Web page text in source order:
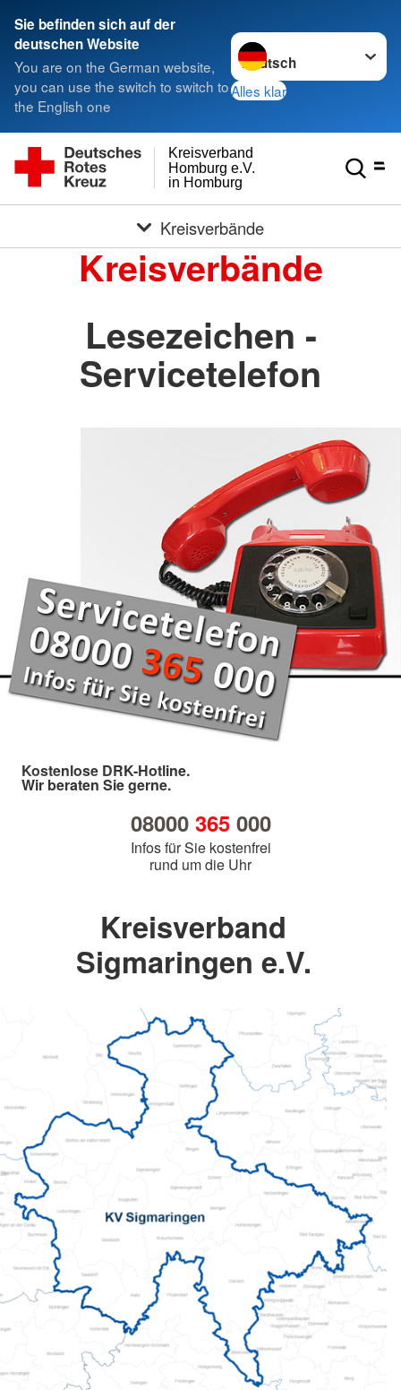
Sie befinden sich auf der
deutschen Website
You are on the German website,
you can use the switch to switch to
the English one
Sprache wechseln zu
Alles klar
in Homburg
Homburg e.V.
Kreisverband
Kreisverbände
Kreisverbände
Lesezeichen -
Servicetelefon
Kostenlose DRK-Hotline.
Wir beraten Sie gerne.
08000 365000
Infos für Sie kostenfrei
rund um die Uhr
Kreisverband
Sigmaringen e.V.